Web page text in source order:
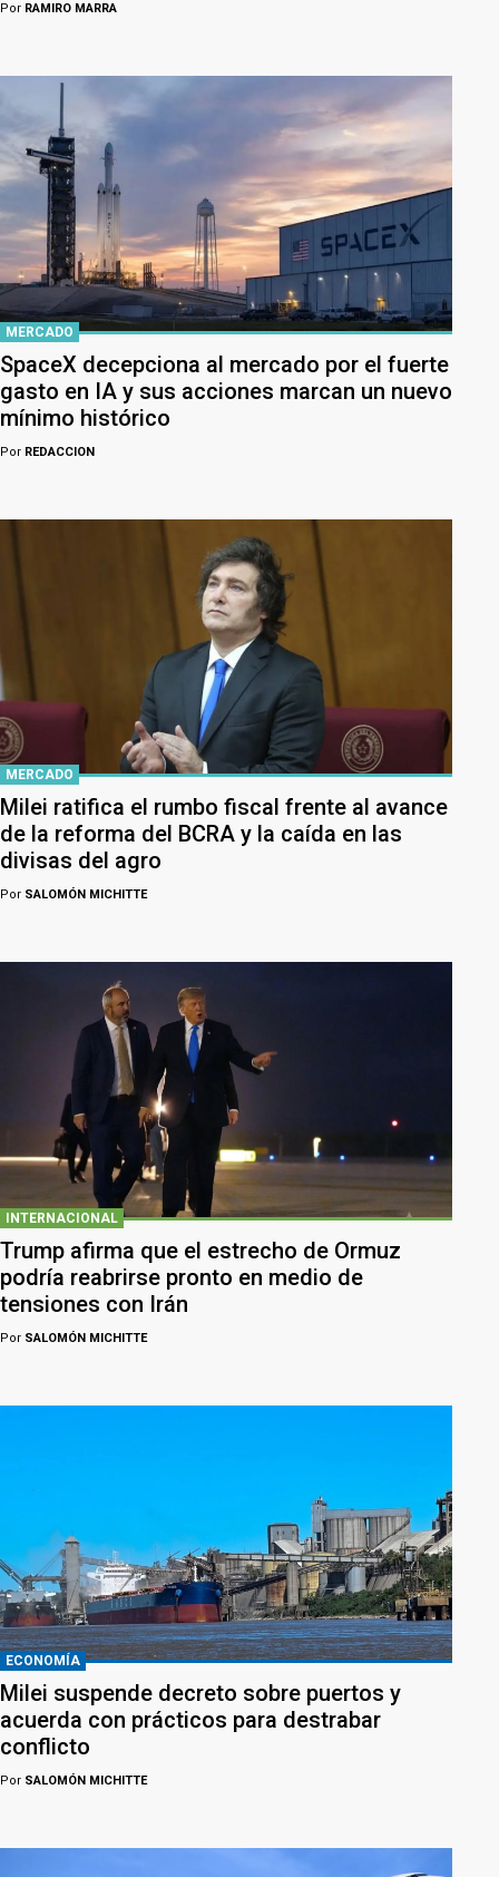
Por RAMIRO MARRA
MERCADO
SpaceX decepciona al mercado por el fuerte
gasto en IA y sus acciones marcan un nuevo
mínimo histórico
Por REDACCION
MERCADO
Milei ratifica el rumbo fiscal frente al avance
de la reforma del BCRA y la caída en las
divisas del agro
Por SALOMÓN MICHITTE
INTERNACIONAL
Trump afirma que el estrecho de Ormuz
podría reabrirse pronto en medio de
tensiones con Irán
Por SALOMÓN MICHITTE
ECONOMÍA
Milei suspende decreto sobre puertos y
acuerda con prácticos para destrabar
conflicto
Por SALOMÓN MICHITTE